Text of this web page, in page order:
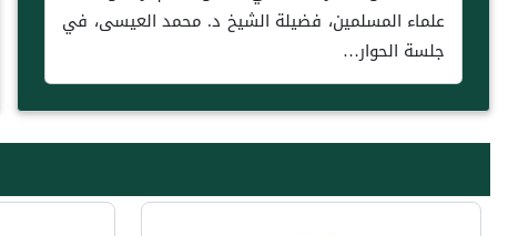
علماء المسلمين، فضيلة الشيخ د. محمد العيسى، في
جلسة الحوار…